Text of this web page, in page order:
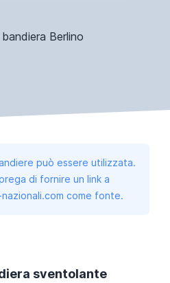
Berlino
può essere utilizzata.
di fornire un link a
come fonte.
sventolante